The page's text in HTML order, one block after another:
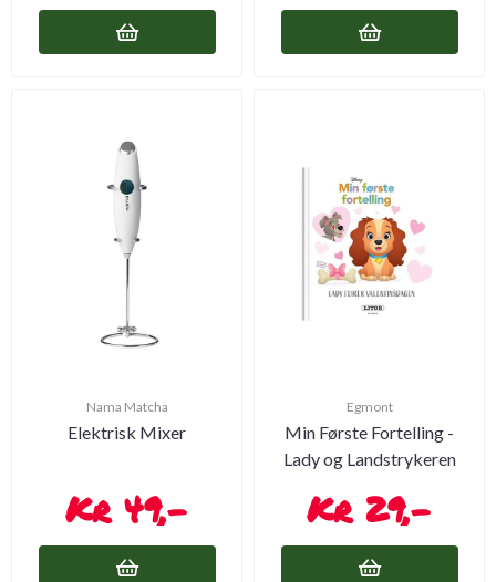
Nama Matcha
Elektrisk Mixer
49,-
Egmont
Min Første Fortelling -
Lady og Landstrykeren
29,-